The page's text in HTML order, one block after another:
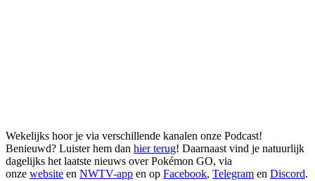
Wekelijks hoor je via verschillende kanalen onze Podcast!
Benieuwd? Luister hem dan hier terug! Daarnaast vind je natuurlijk
dagelijks het laatste nieuws over Pokémon GO, via
onze website en NWTV-app en op Facebook, Telegram en Discord.